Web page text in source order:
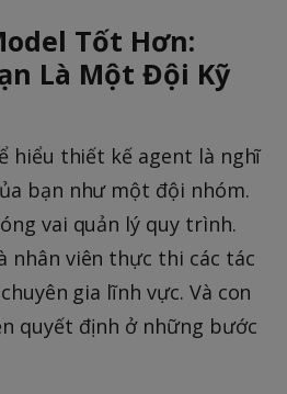
Tốt Hơn:
Là Một Đội Kỹ
hiểu thiết kế agent là nghĩ
bạn như một đội nhóm.
vai quản lý quy trình.
nhân viên thực thi các tác
gia lĩnh vực. Và con
quyết định ở những bước